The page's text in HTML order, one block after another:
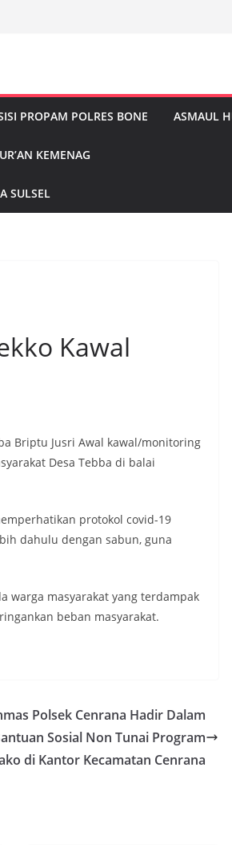
PROPAM POLRES BONE ASMAUL
KEMENAG
SULSEL
Kawal
Briptu Jusri Awal kawal/monitoring
Desa Tebba di balai
protokol covid-19
dahulu dengan sabun, guna
warga masyarakat yang terdampak
beban masyarakat.
Polsek Cenrana Hadir Dalam
Sosial Non Tunai Program
di Kantor Kecamatan Cenrana